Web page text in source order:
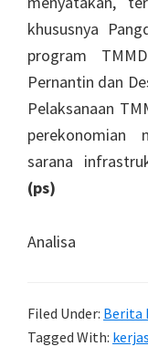
khususnya
program
Pernantin dan
Pelaksanaan
perekonomian
sarana
(ps)
Analisa
Filed Under: Berita
Tagged With: